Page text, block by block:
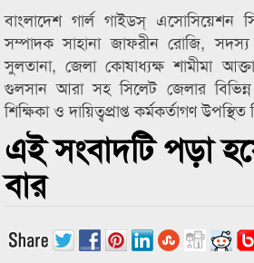
বাংলাদেশ গার্ল গাইডস্ এসোসিয়েশন
সম্পাদক সাহানা জাফরীন রোজি, সদস্য
সুলতানা, জেলা কোষাধ্যক্ষ শামীমা
গুলসান আরা সহ সিলেট জেলার বিভিন্ন
শিক্ষিকা ও দায়িত্বপ্রাপ্ত কর্মকর্তাগণ উপস্থিত
এই সংবাদটি পড়া
বার